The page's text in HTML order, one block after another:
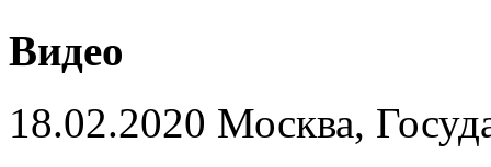
Видео
18.02.2020 Москва,